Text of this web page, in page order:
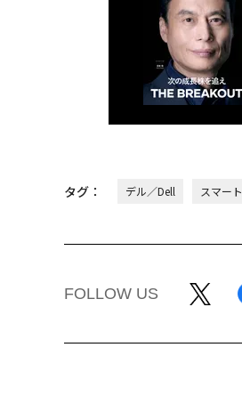
タグ： デル／Dell スマート
FOLLOW US